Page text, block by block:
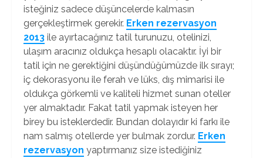
isteğiniz sadece düşüncelerde kalmasın
gerçekleştirmek gerekir. Erken rezervasyon
2013 ile ayırtacağınız tatil turunuzu, otelinizi,
ulaşım aracınız oldukça hesaplı olacaktır. İyi bir
tatil için ne gerektiğini düşündüğümüzde ilk sırayı;
iç dekorasyonu ile ferah ve lüks, dış mimarisi ile
oldukça görkemli ve kaliteli hizmet sunan oteller
yer almaktadır. Fakat tatil yapmak isteyen her
birey bu isteklerdedir. Bundan dolayıdır ki farkı ile
nam salmış otellerde yer bulmak zordur. Erken
rezervasyon yaptırmanız size istediğiniz